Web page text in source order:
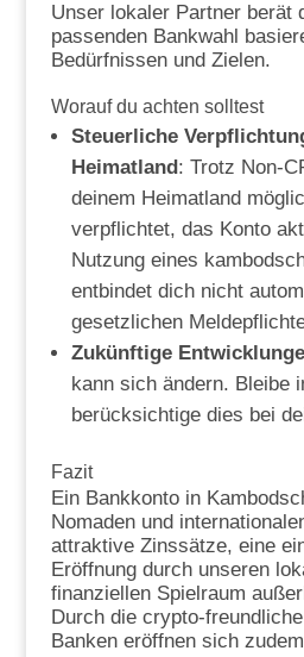
Unser lokaler Partner berät
passenden Bankwahl
Bedürfnissen und Zielen.
Worauf du achten solltest
Steuerliche
Heimatland: Trotz Non-
deinem Heimatland
verpflichtet, das Konto
Nutzung eines
entbindet dich nicht
gesetzlichen
Zukünftige
kann sich ändern. Bleibe
berücksichtige dies bei
Fazit
Ein Bankkonto in
Nomaden und
attraktive Zinssätze, eine
Eröffnung durch unseren
finanziellen Spielraum
Durch die crypto-
Banken eröffnen sich